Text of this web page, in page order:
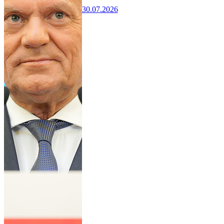
30.07.2026